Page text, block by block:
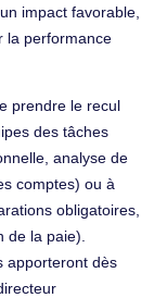
impact favorable,
la performance
prendre le recul
des tâches
analyse de
comptes) ou à
obligatoires,
de la paie).
apporteront dès